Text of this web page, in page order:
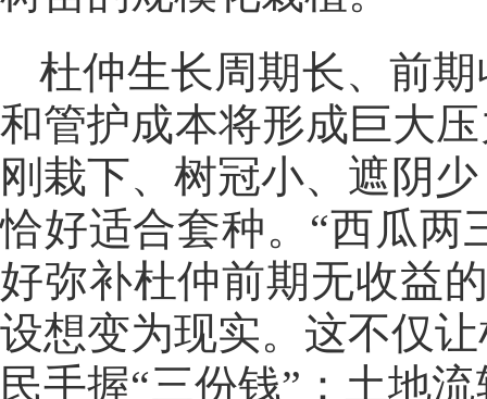
杜仲生长周期长、前
和管护成本将形成巨大
刚栽下、树冠小、遮阴
恰好适合套种。“西瓜两
好弥补杜仲前期无收益
设想变为现实。这不仅
民手握“三份钱”：土地